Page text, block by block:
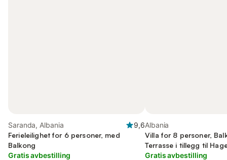
Saranda, Albania
9,6
Ferieleilighet for 6 personer, med
Balkong
Gratis avbestilling
Albania
Villa for 8 personer,
Terrasse i tillegg til
Badebasseng
Gratis avbestilling